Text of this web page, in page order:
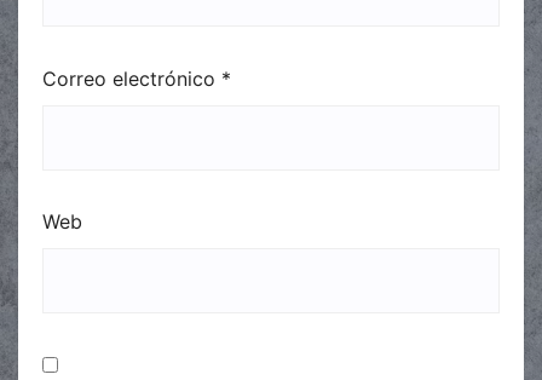
Correo electrónico *
Web